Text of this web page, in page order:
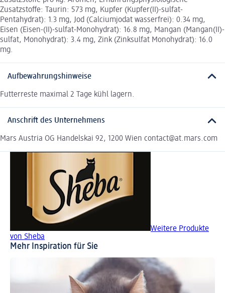
Zusatzstoffe: Taurin: 573 mg, Kupfer (Kupfer(II)-sulfat-
Pentahydrat): 1.3 mg, Jod (Calciumjodat wasserfrei): 0.34 mg,
Eisen (Eisen-(II)-sulfat-Monohydrat): 16.8 mg, Mangan (Mangan(II)-
sulfat, Monohydrat): 3.4 mg, Zink (Zinksulfat Monohydrat): 16.0
mg.
Aufbewahrungshinweise
Futterreste maximal 2 Tage kühl lagern.
Anschrift des Unternehmens
Mars Austria OG Handelskai 92, 1200 Wien contact@at.mars.com
Weitere Produkte
von Sheba
Mehr Inspiration für Sie